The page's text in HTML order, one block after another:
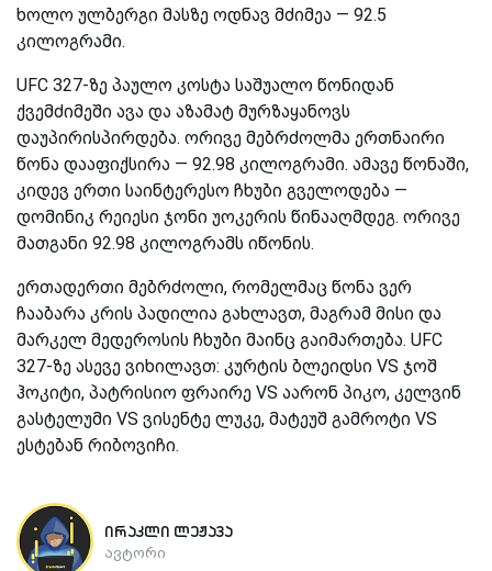
ხოლო ულბერგი მასზე ოდნავ მძიმეა — 92.5
კილოგრამი.
UFC 327-ზე პაულო კოსტა საშუალო წონიდან
ქვემძიმეში ავა და აზამატ მურზაყანოვს
დაუპირისპირდება. ორივე მებრძოლმა ერთნაირი
წონა დააფიქსირა — 92.98 კილოგრამი. ამავე წონაში,
კიდევ ერთი საინტერესო ჩხუბი გველოდება —
დომინიკ რეიესი ჯონი უოკერის წინააღმდეგ. ორივე
მათგანი 92.98 კილოგრამს იწონის.
ერთადერთი მებრძოლი, რომელმაც წონა ვერ
ჩააბარა კრის პადილია გახლავთ, მაგრამ მისი და
მარკელ მედეროსის ჩხუბი მაინც გაიმართება. UFC
327-ზე ასევე ვიხილავთ: კურტის ბლეიდსი VS ჯოშ
ჰოკიტი, პატრისიო ფრაირე VS აარონ პიკო, კელვინ
გასტელუმი VS ვისენტე ლუკე, მატეუშ გამროტი VS
ესტებან რიბოვიჩი.
ირაკლი ლეჟავა
ავტორი